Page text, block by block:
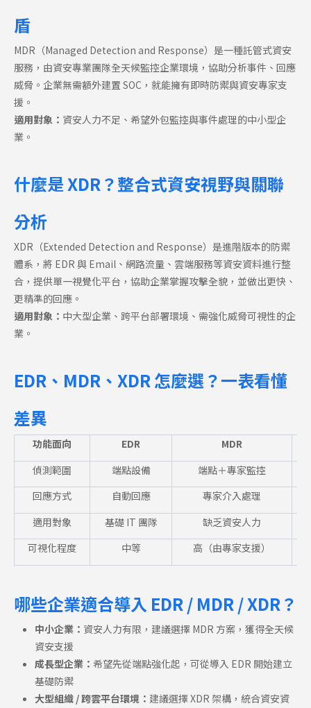
盾
MDR（Managed Detection and Response）是一種託管式資安
服務，由資安專業團隊全天候監控企業環境，協助分析事件、回應
威脅。企業無需額外建置 SOC，就能擁有即時防禦與資安專家支
援。
適用對象： 資安人力不足、希望外包監控與事件處理的中小型企
業。
什麼是 XDR？整合式資安視野與關聯
分析
XDR（Extended Detection and Response）是進階版本的防禦
體系，將 EDR 與 Email、網路流量、雲端服務等資安資料進行整
合，提供單一視覺化平台，協助企業掌握攻擊全貌，並做出更快、
更精準的回應。
適用對象： 中大型企業、跨平台部署環境、需強化威脅可視性的企
業。
EDR、MDR、XDR 怎麼選？一表看懂
差異
功能面向 EDR
MDR
偵測範圍
端點設備
端點＋專家監控
回應方式
自動回應
專家介入處理
適用對象
基礎IT 團隊
缺乏資安人力
可視化程度
中等 高（由專家支援）
哪些企業適合導入 EDR / MDR / XDR？
中小企業： 資安人力有限，建議選擇 MDR 方案，獲得全天候
資安支援
成長型企業： 希望先從端點強化起，可從導入 EDR 開始建立
基礎防禦
大型組織 / 跨雲平台環境： 建議選擇 XDR 架構，統合資安資